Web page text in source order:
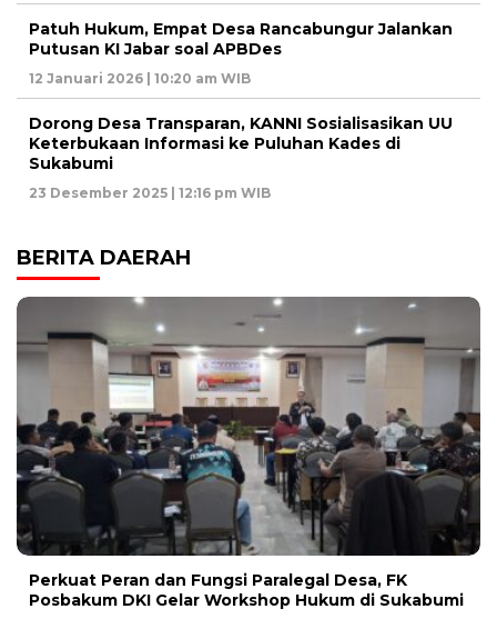
Patuh Hukum, Empat Desa Rancabungur Jalankan
Putusan KI Jabar soal APBDes
12 Januari 2026 | 10:20 am WIB
Dorong Desa Transparan, KANNI Sosialisasikan UU
Keterbukaan Informasi ke Puluhan Kades di
Sukabumi
23 Desember 2025 | 12:16 pm WIB
BERITA DAERAH
Perkuat Peran dan Fungsi Paralegal Desa, FK
Posbakum DKI Gelar Workshop Hukum di Sukabumi